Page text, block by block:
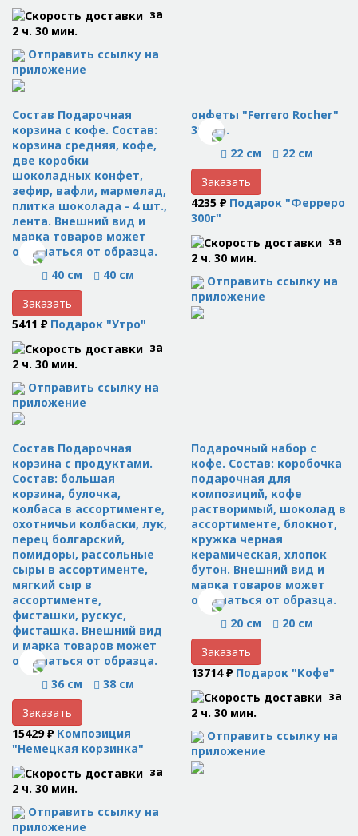
за
2 ч. 30 мин.
Отправить ссылку на
приложение
онфеты "Ferrero Rocher"
300 гр.
22 см
22 см
Заказать
4235 ₽ Подарок "Ферреро
300г"
за
2 ч. 30 мин.
Отправить ссылку на
приложение
Состав Подарочная
корзина с кофе. Состав:
корзина средняя, кофе,
две коробки
шоколадных конфет,
зефир, вафли, мармелад,
плитка шоколада - 4 шт.,
лента. Внешний вид и
марка товаров может
отличаться от образца.
40 см
40 см
Заказать
5411 ₽ Подарок "Утро"
за
2 ч. 30 мин.
Отправить ссылку на
приложение
Подарочный набор с
кофе. Состав: коробочка
подарочная для
композиций, кофе
растворимый, шоколад в
ассортименте, блокнот,
кружка черная
керамическая, хлопок
бутон. Внешний вид и
марка товаров может
отличаться от образца.
20 см
20 см
Заказать
13714 ₽ Подарок "Кофе"
за
2 ч. 30 мин.
Отправить ссылку на
приложение
Состав Подарочная
корзина с продуктами.
Состав: большая
корзина, булочка,
колбаса в ассортименте,
охотничьи колбаски, лук,
перец болгарский,
помидоры, рассольные
сыры в ассортименте,
мягкий сыр в
ассортименте,
фисташки, рускус,
фисташка. Внешний вид
и марка товаров может
отличаться от образца.
36 см
38 см
Заказать
15429 ₽ Композиция
"Немецкая корзинка"
за
2 ч. 30 мин.
Отправить ссылку на
приложение